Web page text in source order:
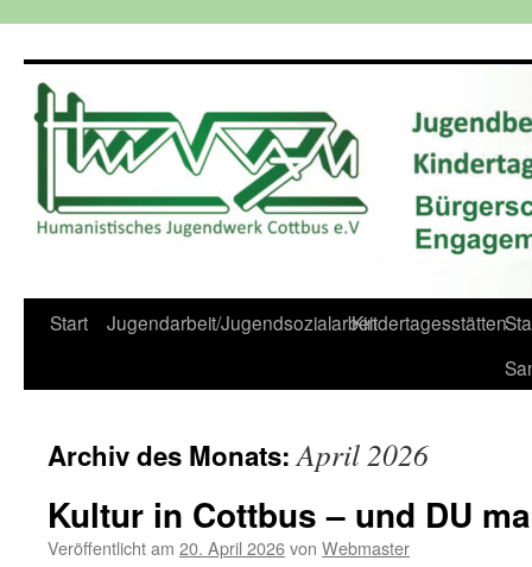
Start Jugendarbeit/JugendsozialarbeitKindertagesstätten
Archiv des Monats:April 2026
Kultur in Cottbus – und DU
Veröffentlicht am 20. April 2026von Webmaster